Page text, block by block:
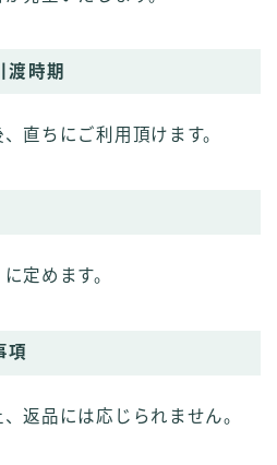
渡時期
直ちにご利用頂けます。
定めます。
項
返品には応じられません。